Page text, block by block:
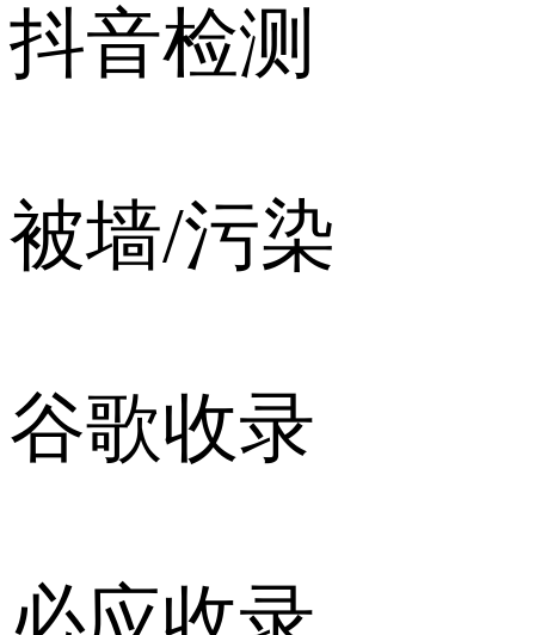
抖音检测
被墙/污染
谷歌收录